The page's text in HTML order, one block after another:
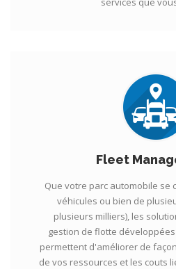
Fleet
Que votre parc automobile se
véhicules ou bien de
plusieurs milliers), les
gestion de flotte développées
permettent d'améliorer de
de vos ressources et les couts